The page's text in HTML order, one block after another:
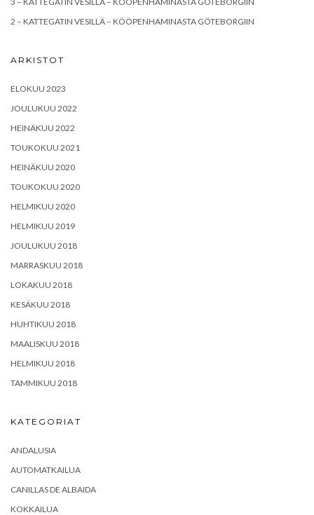
2 – KATTEGATIN VESILLÄ – KÖÖPENHAMINASTA GÖTEBORGIIN
ARKISTOT
ELOKUU 2023
JOULUKUU 2022
HEINÄKUU 2022
TOUKOKUU 2021
HEINÄKUU 2020
TOUKOKUU 2020
HELMIKUU 2020
HELMIKUU 2019
JOULUKUU 2018
MARRASKUU 2018
LOKAKUU 2018
KESÄKUU 2018
HUHTIKUU 2018
MAALISKUU 2018
HELMIKUU 2018
TAMMIKUU 2018
KATEGORIAT
ANDALUSIA
AUTOMATKAILUA
CANILLAS DE ALBAIDA
KOKKAILUA